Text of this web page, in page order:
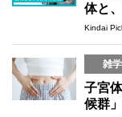
体と
Kindai
雑
子宮
候群